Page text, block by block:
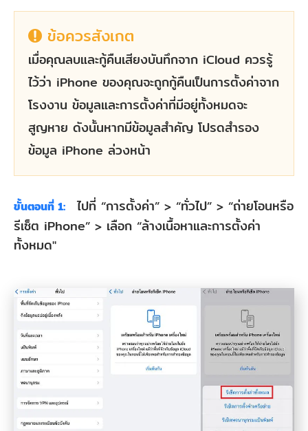
ข้อควรสังเกต
เมื่อคุณลบและกู้คืนเสียงบันทึกจาก iCloud ควรรู้
ไว้ว่า iPhone ของคุณจะถูกกู้คืนเป็นการตั้งค่าจาก
โรงงาน ข้อมูลและการตั้งค่าที่มีอยู่ทั้งหมดจะ
สูญหาย ดังนั้นหากมีข้อมูลสำคัญ โปรดสำรอง
ข้อมูล iPhone ล่วงหน้า
ขั้นตอนที่ 1:
ไปที่ “การตั้งค่า” > “ทั่วไป” > “ถ่ายโอนหรือ
รีเซ็ต iPhone” > เลือก “ล้างเนื้อหาและการตั้งค่า
ทั้งหมด"